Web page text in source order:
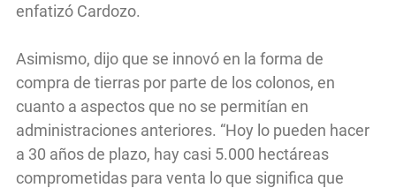
enfatizó Cardozo.
Asimismo, dijo que se innovó en la forma de
compra de tierras por parte de los colonos, en
cuanto a aspectos que no se permitían en
administraciones anteriores. “Hoy lo pueden hacer
a 30 años de plazo, hay casi 5.000 hectáreas
comprometidas para venta lo que significa que